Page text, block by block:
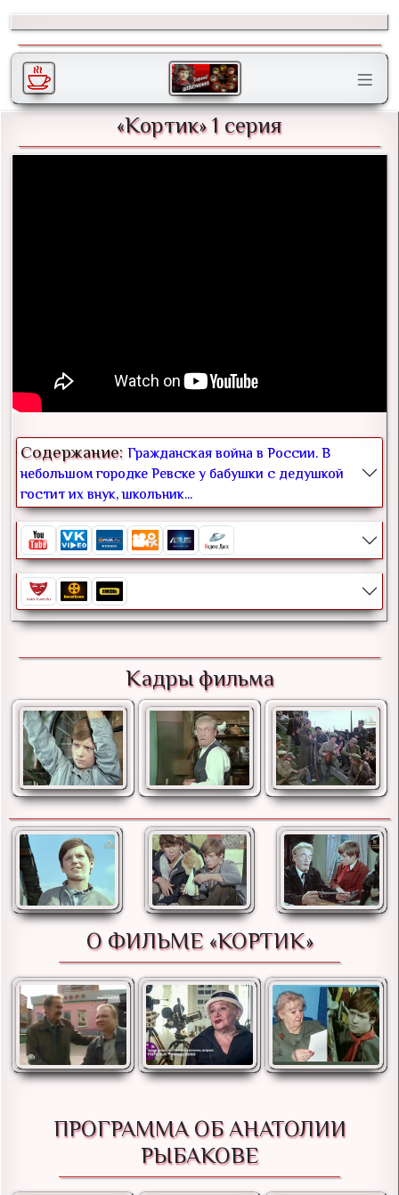
«Кортик» 1 серия
Содержание: Гражданская война в России. В
небольшом городке Ревске у бабушки с дедушкой
гостит их внук, школьник...
Кадры фильма
О ФИЛЬМЕ «КОРТИК»
ПРОГРАММА ОБ АНАТОЛИИ
РЫБАКОВЕ